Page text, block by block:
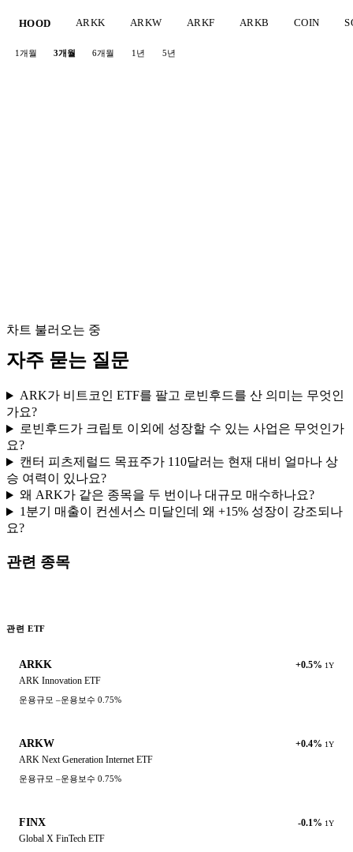
HOOD ARKK ARKW ARKF ARKB COIN
1개월 3개월 6개월 1년 5년
차트 불러오는 중
자주 묻는 질문
ARK가 비트코인 ETF를 팔고 로빈후드를 산 의미는 무엇인
가요?
로빈후드가 크립토 이외에 성장할 수 있는 사업은 무엇인가
요?
캔터 피츠제럴드 목표주가 110달러는 현재 대비 얼마나 상
승 여력이 있나요?
왜 ARK가 같은 종목을 두 번이나 대규모 매수하나요?
1분기 매출이 컨센서스 미달인데 왜 +15% 성장이 강조되나
요?
관련 종목
관련 ETF
ARKK +0.5% 1Y
ARK Innovation ETF
운용규모 –운용보수 0.75%
ARKW +0.4% 1Y
ARK Next Generation Internet ETF
운용규모 –운용보수 0.75%
FINX -0.1% 1Y
Global X FinTech ETF